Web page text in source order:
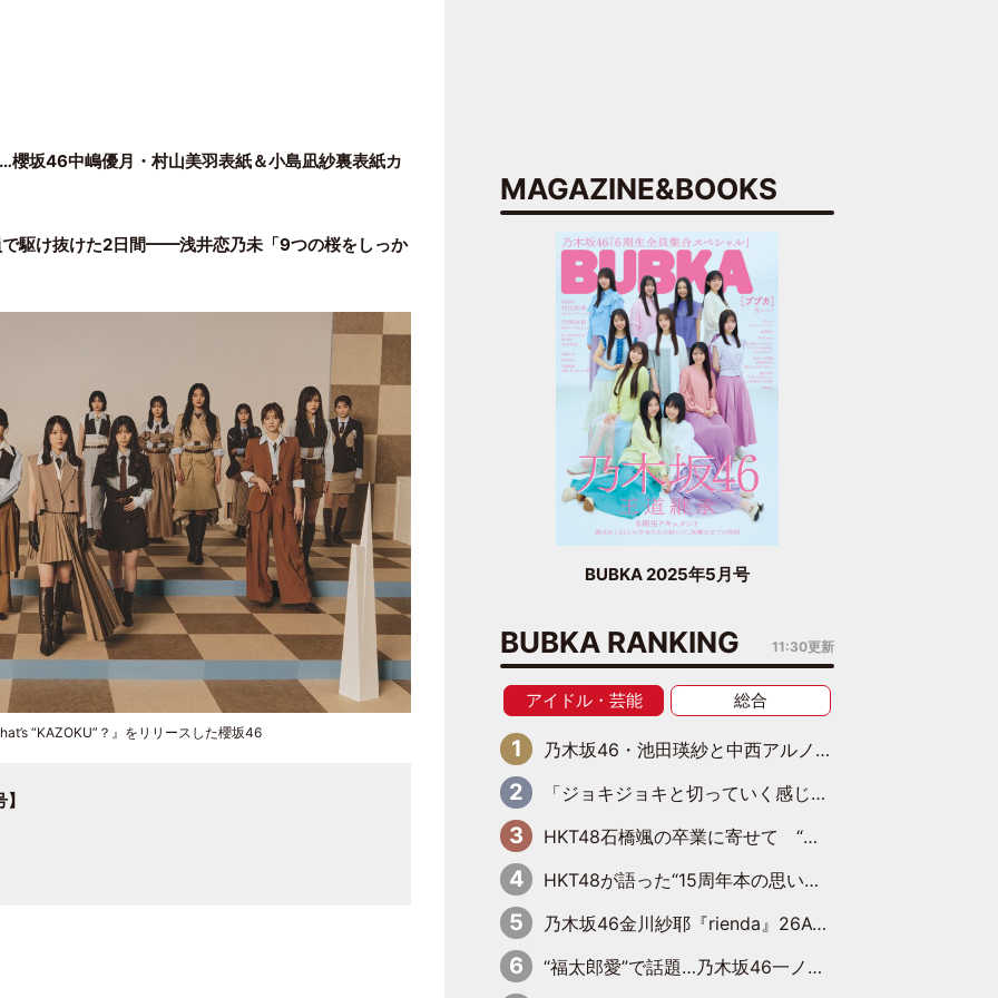
櫻坂46中嶋優月・村山美羽表紙＆小島凪紗裏表紙カ
駆け抜けた2日間━━浅井恋乃未「9つの桜をしっか
“KAZOKU”？』をリリースした櫻坂46
MAGAZINE&BOOKS
BUBKA 2025年5月号
BUBKA RANKING 11:30更新
アイドル・芸能 総合
乃木坂46・池田瑛紗と中西アルノが「真冬のかき氷」騒動で火花散らす！ 因縁の裏にあるのは、逆境をともに“凌”ぐ似た者同士の絆
「ジョキジョキと切っていく感じ」STU48中村舞、新しい挑戦は自らの手で
HKT48石橋颯の卒業に寄せて “いぶくる”の絆と後輩・龍頭綺音の決意
HKT48が語った“15周年本の思い出” 大食い特訓・守護霊企画・制服グラビア…盛りだくさんの裏話
乃木坂46金川紗耶『rienda』26AW LOOKモデルに就任
“福太郎愛”で話題…乃木坂46一ノ瀬美空、地元福岡『めんべい25周年トップサポーター』に就任